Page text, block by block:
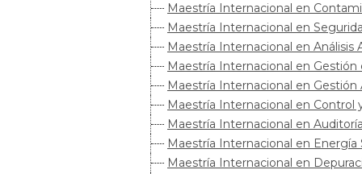
Maestría Internacional en
Maestría Internacional en
Maestría Internacional en
Maestría Internacional en
Maestría Internacional en
Maestría Internacional en Control
Maestría Internacional en
Maestría Internacional en Energía
Maestría Internacional en